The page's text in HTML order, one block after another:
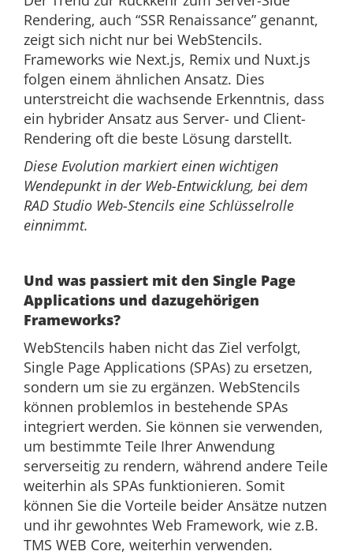
Rendering, auch “SSR Renaissance” genannt,
zeigt sich nicht nur bei WebStencils.
Frameworks wie Next.js, Remix und Nuxt.js
folgen einem ähnlichen Ansatz. Dies
unterstreicht die wachsende Erkenntnis, dass
ein hybrider Ansatz aus Server- und Client-
Rendering oft die beste Lösung darstellt.
Diese Evolution markiert einen wichtigen
Wendepunkt in der Web-Entwicklung, bei dem
RAD Studio Web-Stencils eine Schlüsselrolle
einnimmt.
Und was passiert mit den Single Page
Applications und dazugehörigen
Frameworks?
WebStencils haben nicht das Ziel verfolgt,
Single Page Applications (SPAs) zu ersetzen,
sondern um sie zu ergänzen. WebStencils
können problemlos in bestehende SPAs
integriert werden. Sie können sie verwenden,
um bestimmte Teile Ihrer Anwendung
serverseitig zu rendern, während andere Teile
weiterhin als SPAs funktionieren. Somit
können Sie die Vorteile beider Ansätze nutzen
und ihr gewohntes Web Framework, wie z.B.
TMS WEB Core, weiterhin verwenden.